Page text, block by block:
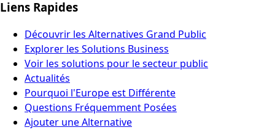
Liens Rapides
Découvrir les Alternatives Grand Public
Explorer les Solutions Business
Voir les solutions pour le secteur public
Actualités
Pourquoi l'Europe est Différente
Questions Fréquemment Posées
Ajouter une Alternative